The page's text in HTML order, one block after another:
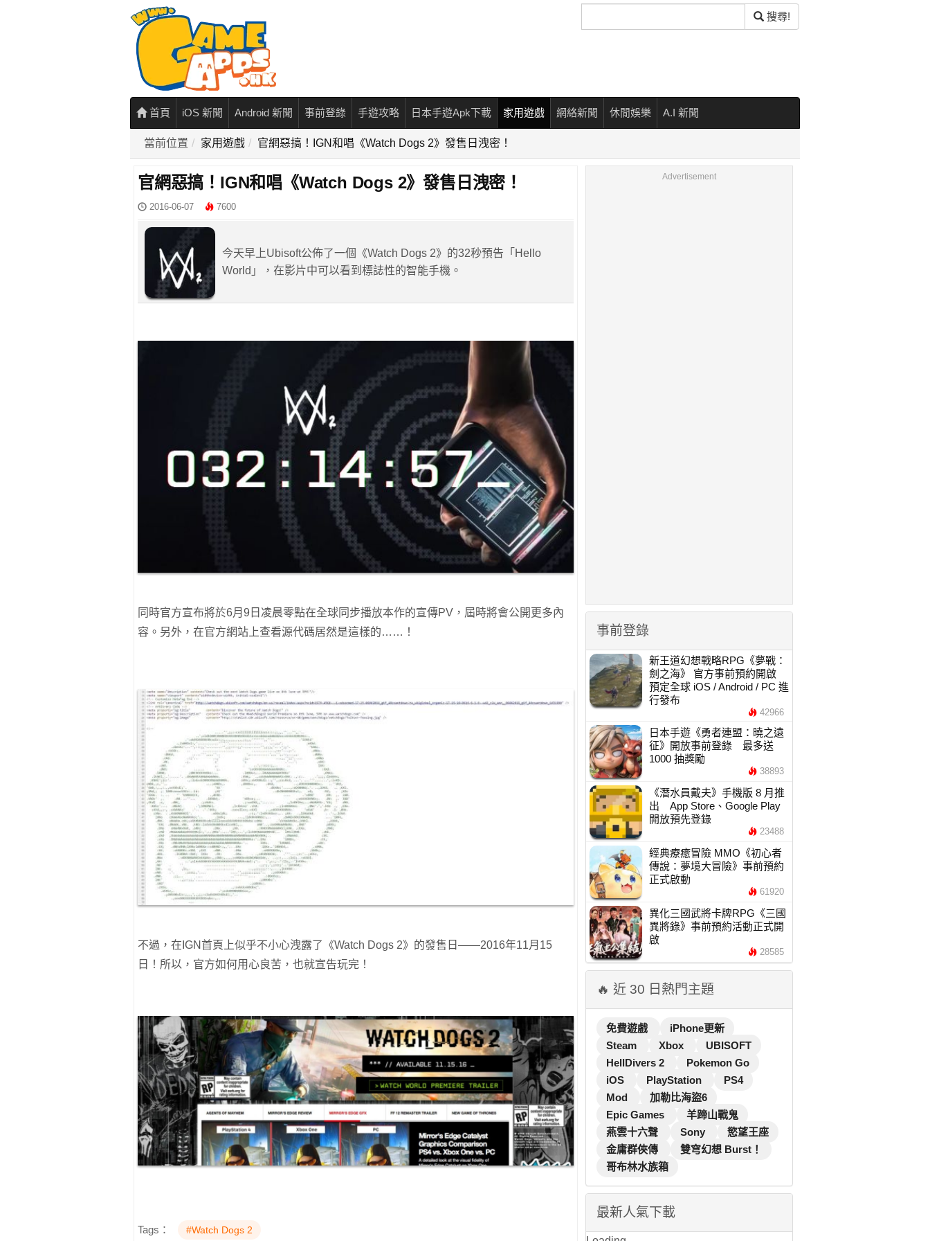
尋
搜尋!
首頁 iOS 新聞 Android 新聞 事前登錄 手遊攻略 日本手遊Apk下載 家用遊戲 網絡新聞 休閒娛樂 A.I 新聞
當前位置 家用遊戲 官網惡搞！IGN和唱《Watch Dogs 2》發售日洩密！
官網惡搞！IGN和唱《Watch Dogs 2》發售日洩密！
2016-06-07 7600
今天早上Ubisoft公佈了一個《Watch Dogs 2》的32秒預告「Hello
World」，在影片中可以看到標誌性的智能手機。
同時官方宣布將於6月9日凌晨零點在全球同步播放本作的宣傳PV，屆時將會公開更多內
容。另外，在官方網站上查看源代碼居然是這樣的……！
不過，在IGN首頁上似乎不小心洩露了《Watch Dogs 2》的發售日——2016年11月15
日！所以，官方如何用心良苦，也就宣告玩完！
Tags： #Watch Dogs 2
Advertisement
事前登錄
新王道幻想戰略RPG《夢戰：
劍之海》 官方事前預約開啟
預定全球 iOS / Android / PC 進
行發布
42966
日本手遊《勇者連盟：曉之遠
征》開放事前登錄 最多送
1000 抽獎勵
38893
《潛水員戴夫》手機版 8 月推
出 App Store、Google Play
開放預先登錄
23488
經典療癒冒險 MMO《初心者
傳說：夢境大冒險》事前預約
正式啟動
61920
異化三國武將卡牌RPG《三國
異將錄》事前預約活動正式開
啟
28585
🔥 近 30 日熱門主題
免費遊戲
iPhone更新
Steam
Xbox
UBISOFT
HellDivers 2
Pokemon Go
iOS
PlayStation
PS4
Mod
加勒比海盜6
Epic Games
羊蹄山戰鬼
燕雲十六聲
Sony
慾望王座
金庸群俠傳
雙穹幻想 Burst！
哥布林水族箱
最新人氣下載